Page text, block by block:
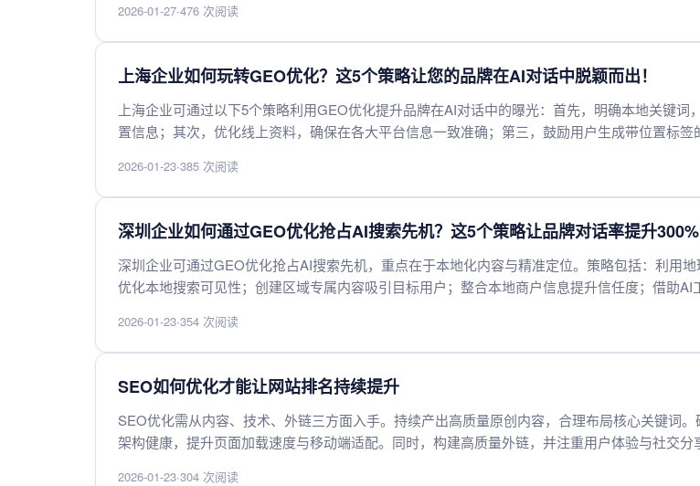
化。
2026-01-27·476 次阅读
上海企业如何玩转GEO优化？这5个策略让您的品牌在AI对话中脱颖而出！
上海企业可通过以下5个策略利用GEO优化提升品牌在AI对话中的曝光：首先，明确本地关键词
置信息；其次，优化线上资料，确保在各大平台信息一致准确；第三，鼓励用户生成带位置标签
优势。
2026-01-23·385 次阅读
深圳企业如何通过GEO优化抢占AI搜索先机？这5个策略让品牌对话率提升300%
深圳企业可通过GEO优化抢占AI搜索先机，重点在于本地化内容与精准定位。策略包括：利用
优化本地搜索可见性；创建区域专属内容吸引目标用户；整合本地商户信息提升信任度；借助AI
效转化。
2026-01-23·354 次阅读
SEO如何优化才能让网站排名持续提升
SEO优化需从内容、技术、外链三方面入手。持续产出高质量原创内容，合理布局核心关键词。
架构健康，提升页面加载速度与移动端适配。同时，构建高质量外链，并注重用户体验与社交分
2026-01-23·304 次阅读